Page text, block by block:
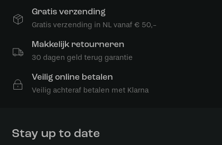
Gratis verzending
Gratis verzending in NL vanaf € 50,-
Makkelijk retourneren
30 dagen geld terug garantie
Veilig online betalen
Veilig achteraf betalen met Klarna
Stay up to date